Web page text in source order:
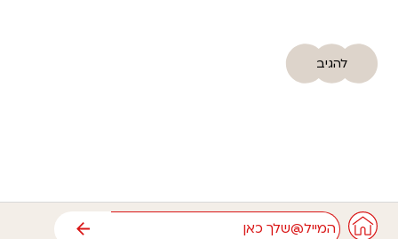
אימייל שליחה